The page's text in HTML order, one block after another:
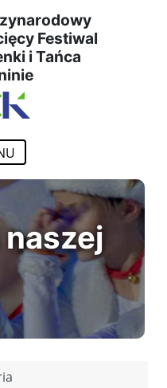
Festiwal
i Tańca